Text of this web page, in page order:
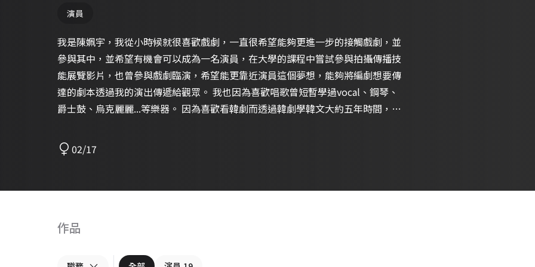
演員
我是陳姵宇，我從小時候就很喜歡戲劇，一直很希望能夠更進一步的接觸戲劇，並
參與其中，並希望有機會可以成為一名演員，在大學的課程中嘗試參與拍攝傳播技
能展覽影片，也曾參與戲劇臨演，希望能更靠近演員這個夢想，能夠將編劇想要傳
達的劇本透過我的演出傳遞給觀眾。 我也因為喜歡唱歌曾短暫學過vocal、鋼琴、
爵士鼓、烏克麗麗...等樂器。 因為喜歡看韓劇而透過韓劇學韓文大約五年時間，並
館大學、馬爾他的語言學校以及美國西雅圖的華盛頓大學遊學，也透過在外遊學的
時光，拓展視野並學習到了獨立自主，且從來自各地的朋友身上學到不同的文化。
室｜高俊耀 2021 拙八郎StudioQ表演教室｜王瑋廉 2021 好氛圍娛樂-環境演員工
StudioQ表演教室｜王瑋廉 2021 拍手學堂-素人到演員：從入門開始｜百白、郭耀
彭若萱、高偉哲 2021 影視表演-專題：看見失去的靈媒｜邱昊奇 2021 影視表演基
02/17
作品